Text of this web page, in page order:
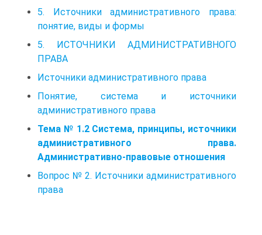
5. Источники административного права:
понятие, виды и формы
5. ИСТОЧНИКИ АДМИНИСТРАТИВНОГО
ПРАВА
Источники административного права
Понятие, система и источники
административного права
Тема № 1.2 Система, принципы, источники
административного права.
Административно-правовые отношения
Вопрос № 2. Источники административного
права